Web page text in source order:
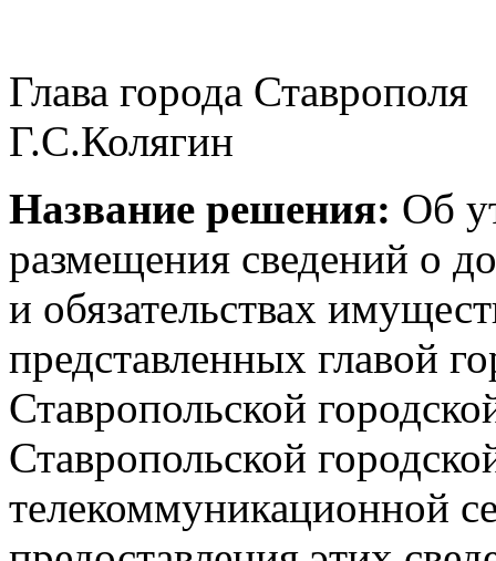
Глава
Г.С.Колягин
Название решения: Об
размещения сведений о
и обязательствах
представленных главой
Ставропольской
Ставропольской
телекоммуникационной